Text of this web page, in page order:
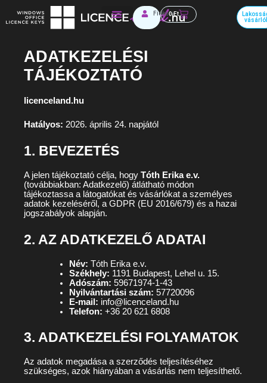
to
Fiókom
0FtKosár
ADATKEZELÉSI
TÁJÉKOZTATÓ
licenceland.hu
Hatályos: 2026. április 24. napjától
1. BEVEZETÉS
A jelen tájékoztató célja, hogy Tóth Erika e.v.
(továbbiakban: Adatkezelő) átlátható módon
tájékoztassa a látogatókat és vásárlókat a személyes
adatok kezeléséről, a GDPR (EU 2016/679) és a hazai
jogszabályok alapján.
2. AZ ADATKEZELŐ ADATAI
Név: Tóth Erika e.v.
Székhely: 1191 Budapest, Lehel u. 15.
Adószám: 59671974-1-43
Nyilvántartási szám: 57720096
E-mail: info@licenceland.hu
Telefon: +36 20 621 6808
3. ADATKEZELÉSI FOLYAMATOK
Az adatok megadása a szerződés teljesítéséhez
szükséges, azok hiányában a vásárlás nem teljesíthető.